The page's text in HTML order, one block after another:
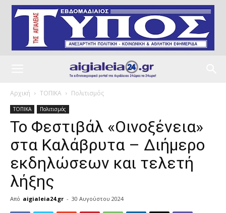
Αρχική ΤΟΠΙΚΑ Πολιτισμός
ΤΟΠΙΚΑ Πολιτισμός
Το Φεστιβάλ «Οινοξένεια»
στα Καλάβρυτα – Διήμερο
εκδηλώσεων και τελετή
λήξης
Από aigialeia24.gr - 30 Αυγούστου 2024